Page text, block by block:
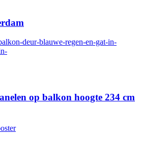
op balkon hoogte 234 cm